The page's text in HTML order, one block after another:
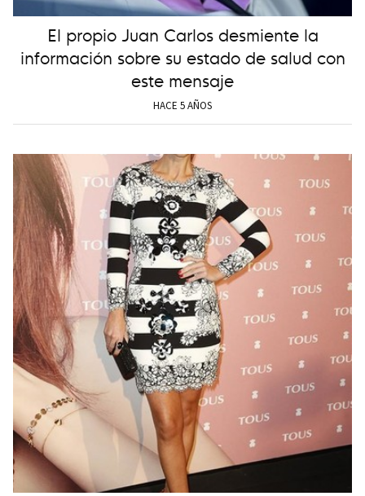
El propio Juan Carlos desmiente la
información sobre su estado de salud con
este mensaje
HACE 5 AÑOS